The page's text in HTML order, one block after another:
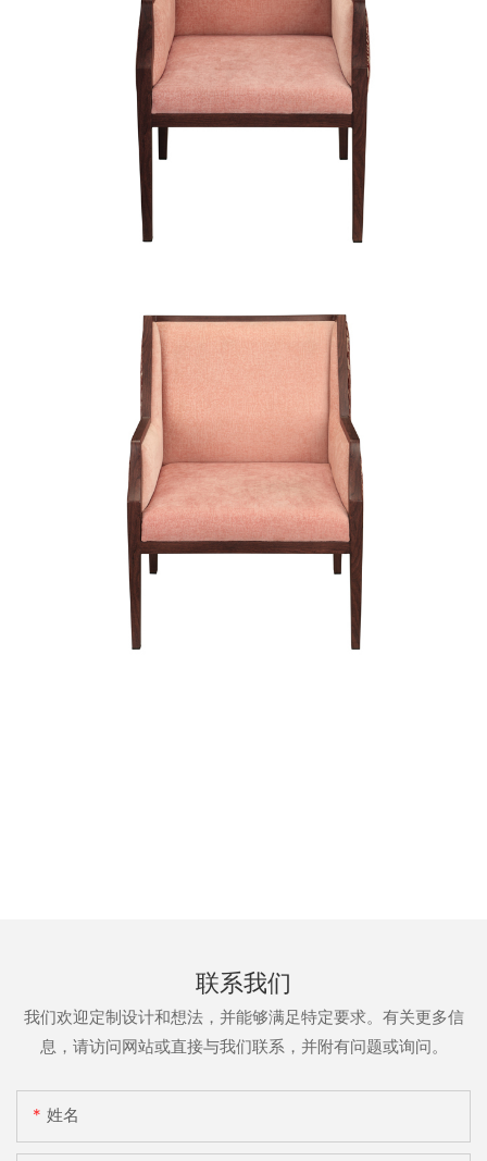
联系我们
我们欢迎定制设计和想法，并能够满足特定要求。有关更多信
息，请访问网站或直接与我们联系，并附有问题或询问。
姓名